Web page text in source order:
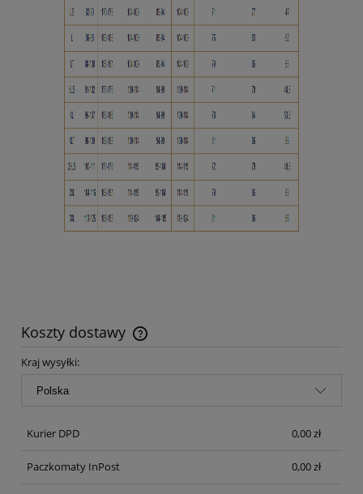
Koszty dostawy
Cena nie zawiera ewentualnych kosztów płatności
Kraj wysyłki:
Kurier DPD 0,00 zł
Paczkomaty InPost 0,00 zł